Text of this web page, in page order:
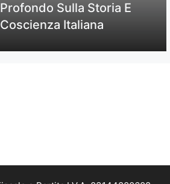
Profondo Sulla Storia E
Coscienza Italiana